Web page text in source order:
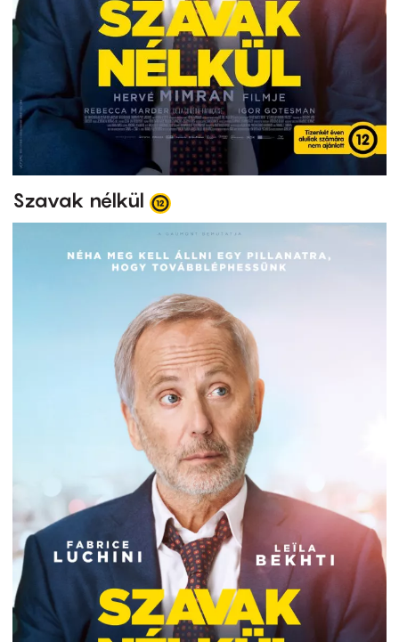
Szavak nélkül